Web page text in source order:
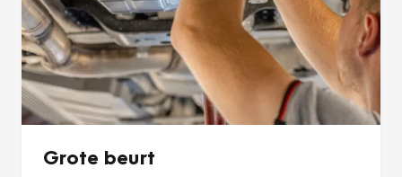
Grote beurt